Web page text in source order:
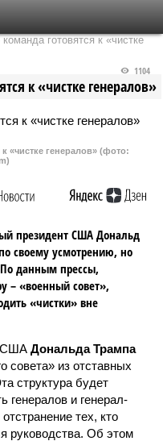
готовятся к «чистке
к «чистке генералов»
1104
«чистке генералов» (фото:
президент США Дональд
своему усмотрению, но
По данным прессы,
– «военный совет»,
«чистки» вне
США Дональда Трампа
совета» из отставных
структура будет
генералов и генерал-
тех, кто
руководства. Об этом